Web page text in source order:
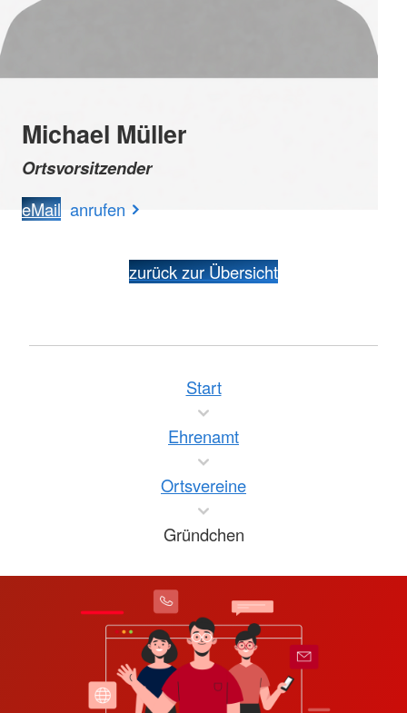
Michael Müller
Ortsvorsitzender
eMail anrufen
zurück zur Übersicht
Start
Ehrenamt
Ortsvereine
Gründchen